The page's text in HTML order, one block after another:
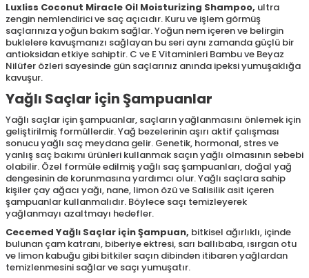
Luxliss Coconut Miracle Oil Moisturizing Shampoo, ultra
zengin nemlendirici ve saç açıcıdır. Kuru ve işlem görmüş
saçlarınıza yoğun bakım sağlar. Yoğun nem içeren ve belirgin
buklelere kavuşmanızı sağlayan bu seri aynı zamanda güçlü bir
antioksidan etkiye sahiptir. C ve E Vitaminleri Bambu ve Beyaz
Nilüfer özleri sayesinde gün saçlarınız anında ipeksi yumuşaklığa
kavuşur.
Yağlı Saçlar için Şampuanlar
Yağlı saçlar için şampuanlar, saçların yağlanmasını önlemek için
geliştirilmiş formüllerdir. Yağ bezelerinin aşırı aktif çalışması
sonucu yağlı saç meydana gelir. Genetik, hormonal, stres ve
yanlış saç bakımı ürünleri kullanmak saçın yağlı olmasının sebebi
olabilir. Özel formüle edilmiş yağlı saç şampuanları, doğal yağ
dengesinin de korunmasına yardımcı olur. Yağlı saçlara sahip
kişiler çay ağacı yağı, nane, limon özü ve Salisilik asit içeren
şampuanlar kullanmalıdır. Böylece saçı temizleyerek
yağlanmayı azaltmayı hedefler.
Cecemed Yağlı Saçlar için Şampuan, bitkisel ağırlıklı, içinde
bulunan çam katranı, biberiye ektresi, sarı ballıbaba, ısırgan otu
ve limon kabuğu gibi bitkiler saçın dibinden itibaren yağlardan
temizlenmesini sağlar ve saçı yumuşatır.